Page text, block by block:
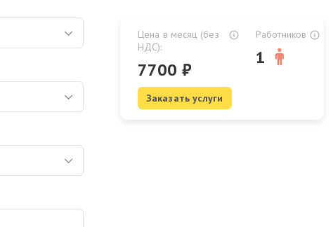
Цена в месяц (без
НДС):
7700 ₽
Работников
1
Заказать услуги